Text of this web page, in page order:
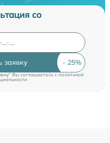
со
заявку
Вы соглашаетесь cполитикой